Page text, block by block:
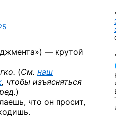
— крутой
(См. наш
, чтобы изъясняться
)
что он просит,